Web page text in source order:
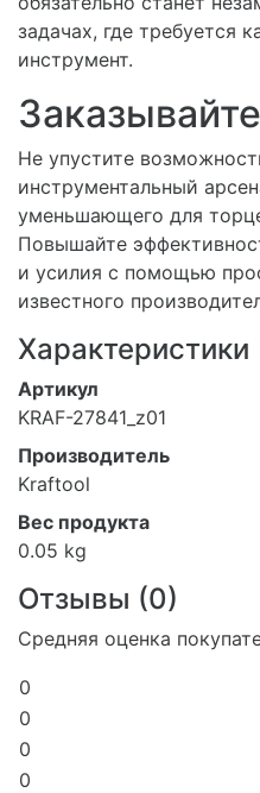
задачах, где требуется
инструмент.
Не упустите
инструментальный
уменьшающего для
Повышайте
и усилия с помощью
известного
Характеристики
Артикул
KRAF-27841_z01
Производитель
Kraftool
Вес продукта
0.05 kg
Отзывы (0)
Средняя оценка
0
0
0
0